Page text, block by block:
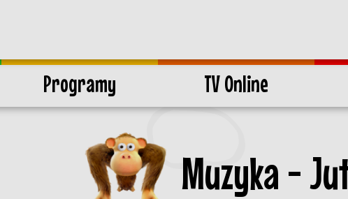
Programy TV Online
Muzyka -